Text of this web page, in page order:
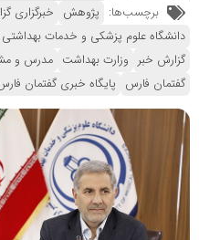
برچسب‌ها: پژوهش
خبرگزاری
دانشگاه علوم پزشکی و خدمات بهداشتی
گزارش خبر وزارت بهداشت مدرس و
گفتمان فارس پایگاه خبری گفتمان